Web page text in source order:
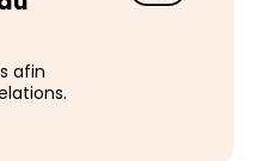
afin